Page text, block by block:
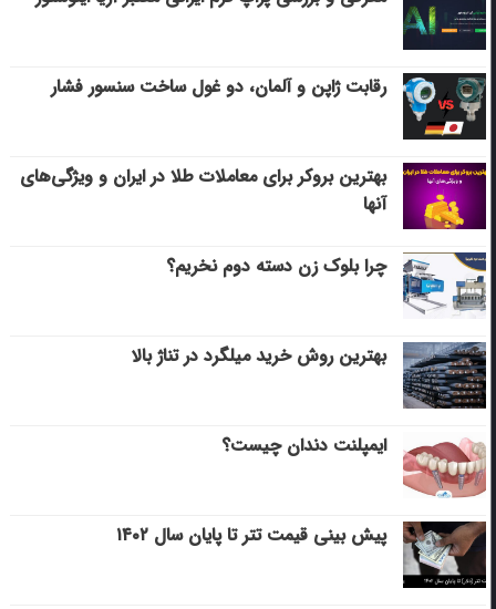
رقابت ژاپن و آلمان، دو غول ساخت سنسور فشار
بهترین بروکر برای معاملات طلا در ایران و ویژگی‌های
آنها
چرا بلوک زن دسته دوم نخریم؟
بهترین روش خرید میلگرد در تناژ بالا
ایمپلنت دندان چیست؟
پیش بینی قیمت تتر تا پایان سال ۱۴۰۲